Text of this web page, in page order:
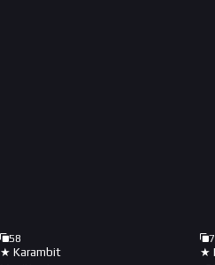
58
★ Karambit ★